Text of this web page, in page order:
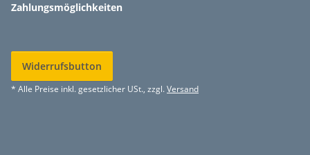
Zahlungsmöglichkeiten
Widerrufsbutton
* Alle Preise inkl. gesetzlicher USt., zzgl.Versand